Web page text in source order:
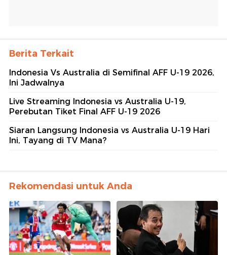
Berita Terkait
Indonesia Vs Australia di Semifinal AFF U-19 2026,
Ini Jadwalnya
Live Streaming Indonesia vs Australia U-19,
Perebutan Tiket Final AFF U-19 2026
Siaran Langsung Indonesia vs Australia U-19 Hari
Ini, Tayang di TV Mana?
Rekomendasi untuk Anda